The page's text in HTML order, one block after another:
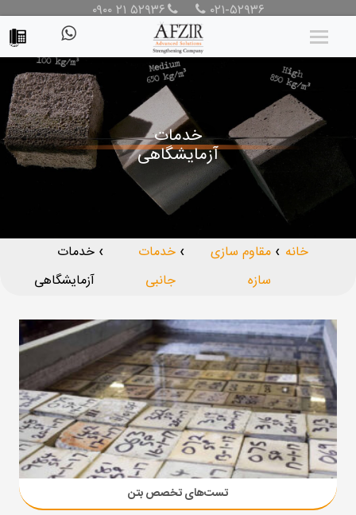
۰۲۱-۵۲۹۳۶ ۰۹۰۰ ۲۱ ۵۲۹۳۶
خدمات
آزمایشگاهی
خانه ❯ مقاوم سازی
سازه
❯ خدمات
جانبی
❯ خدمات
آزمایشگاهی
تست‌های تخصص بتن